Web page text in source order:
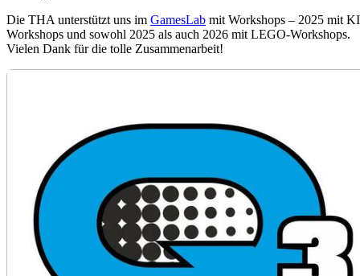
Die THA unterstützt uns im GamesLab mit Workshops – 2025 mit
Workshops und sowohl 2025 als auch 2026 mit LEGO-Workshops.
Vielen Dank für die tolle Zusammenarbeit!